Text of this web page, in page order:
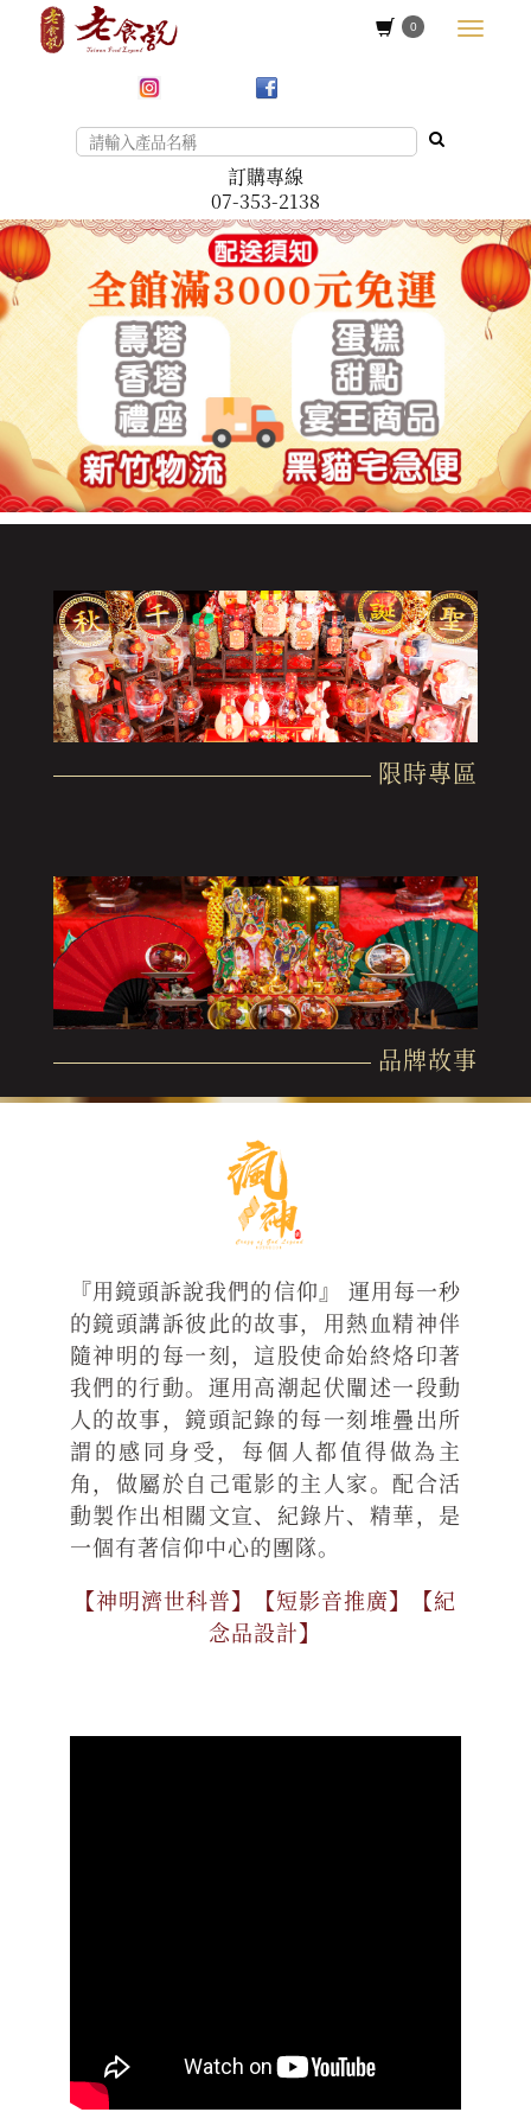
0
訂購專線
07-353-2138
限時專區
品牌故事
『用鏡頭訴說我們的信仰』 運用每一秒
的鏡頭講訴彼此的故事，用熱血精神伴
隨神明的每一刻，這股使命始終烙印著
我們的行動。運用高潮起伏闡述一段動
人的故事，鏡頭記錄的每一刻堆疊出所
謂的感同身受，每個人都值得做為主
角，做屬於自己電影的主人家。配合活
動製作出相關文宣、紀錄片、精華，是
一個有著信仰中心的團隊。
【神明濟世科普】【短影音推廣】【紀
念品設計】